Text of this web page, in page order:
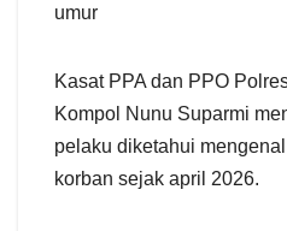
umur
Kasat PPA dan PPO
Kompol Nunu Suparmi
pelaku diketahui
korban sejak april 2026.